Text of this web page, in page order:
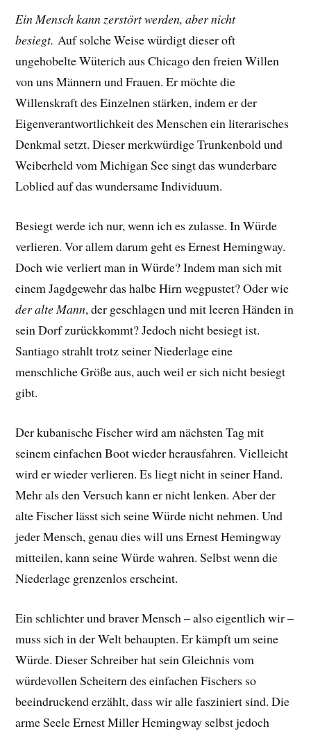
Ein Mensch kann zerstört werden, aber nicht
besiegt. Auf solche Weise würdigt dieser oft
ungehobelte Wüterich aus Chicago den freien Willen
von uns Männern und Frauen. Er möchte die
Willenskraft des Einzelnen stärken, indem er der
Eigenverantwortlichkeit des Menschen ein literarisches
Denkmal setzt. Dieser merkwürdige Trunkenbold und
Weiberheld vom Michigan See singt das wunderbare
Loblied auf das wundersame Individuum.
Besiegt werde ich nur, wenn ich es zulasse. In Würde
verlieren. Vor allem darum geht es Ernest Hemingway.
Doch wie verliert man in Würde?Indem man sich mit
einem Jagdgewehr das halbe Hirn wegpustet? Oderwie
der alte Mann, der geschlagen und mit leeren Händen in
sein Dorf zurückkommt? Jedoch nicht besiegt ist.
Santiago strahlt trotz seiner Niederlage eine
menschliche Größe aus, auch weil er sich nicht besiegt
gibt.
Der kubanische Fischer wird am nächsten Tag mit
seinem einfachen Boot wieder herausfahren. Vielleicht
wird er wieder verlieren. Es liegt nicht in seiner Hand.
Mehr als den Versuch kann er nicht lenken. Aber der
alte Fischer lässt sich seine Würde nicht nehmen. Und
jeder Mensch, genau dies will uns Ernest Hemingway
mitteilen, kann seine Würde wahren. Selbst wenn die
Niederlage grenzenlos erscheint.
Ein schlichter und braver Mensch – also eigentlich wir –
muss sich in der Welt behaupten. Er kämpft um seine
Würde. Dieser Schreiber hat sein Gleichnis vom
würdevollen Scheitern des einfachen Fischers so
beeindruckend erzählt, dass wir alle fasziniert sind. Die
arme Seele Ernest Miller Hemingway selbst jedoch